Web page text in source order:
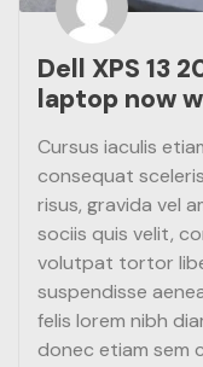
Dell XPS 13
laptop now
Cursus iaculis
consequat
risus, gravida vel
sociis quis velit,
volutpat tortor
suspendisse
felis lorem nibh
donec etiam sem